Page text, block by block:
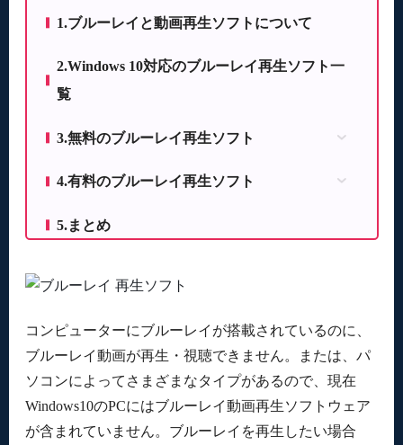
1.ブルーレイと動画再生ソフトについて
2.Windows 10対応のブルーレイ再生ソフト一
覧
3.無料のブルーレイ再生ソフト
3.2 MPC-HC
3.3 Leawo Blu-ray Player
4.有料のブルーレイ再生ソフト
4.2 Power DVD Ultra
5.まとめ
コンピューターにブルーレイが搭載されているのに、
ブルーレイ動画が再生・視聴できません。または、パ
ソコンによってさまざまなタイプがあるので、現在
Windows10のPCにはブルーレイ動画再生ソフトウェア
が含まれていません。ブルーレイを再生したい場合